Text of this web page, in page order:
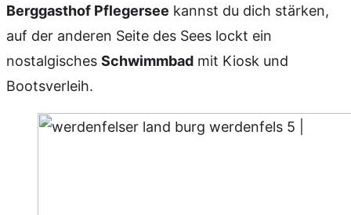
Berggasthof Pflegersee kannst du dich stärken,
auf der anderen Seite des Sees lockt ein
nostalgisches Schwimmbad mit Kiosk und
Bootsverleih.